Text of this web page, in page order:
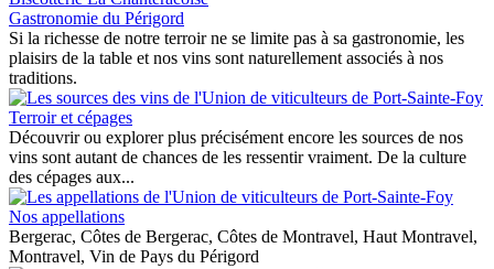
Gastronomie du Périgord
Si la richesse de notre terroir ne se limite pas à sa gastronomie, les
plaisirs de la table et nos vins sont naturellement associés à nos
traditions.
Terroir et cépages
Découvrir ou explorer plus précisément encore les sources de nos
vins sont autant de chances de les ressentir vraiment. De la culture
des cépages aux...
Nos appellations
Bergerac, Côtes de Bergerac, Côtes de Montravel, Haut Montravel,
Montravel, Vin de Pays du Périgord